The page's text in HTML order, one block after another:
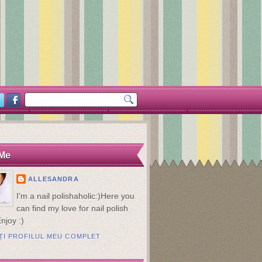
ALLESANDRA
I'm a nail polishaholic:)Here you
can find my love for nail polish
:)
PROFILUL MEU COMPLET